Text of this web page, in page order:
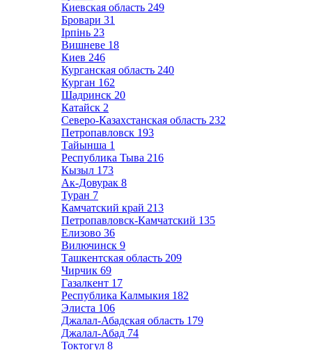
Киевская область 249
Бровари 31
Ірпінь 23
Вишневе 18
Киев 246
Курганская область 240
Курган 162
Шадринск 20
Катайск 2
Северо-Казахстанская область 232
Петропавловск 193
Тайынша 1
Республика Тыва 216
Кызыл 173
Ак-Довурак 8
Туран 7
Камчатский край 213
Петропавловск-Камчатский 135
Елизово 36
Вилючинск 9
Ташкентская область 209
Чирчик 69
Газалкент 17
Республика Калмыкия 182
Элиста 106
Джалал-Абадская область 179
Джалал-Абад 74
Токтогул 8